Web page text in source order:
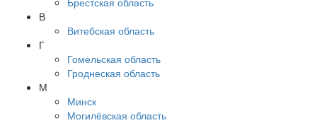
В
Витебская область
Г
Гомельская область
Гроднеская область
М
Минск
Могилёвская область